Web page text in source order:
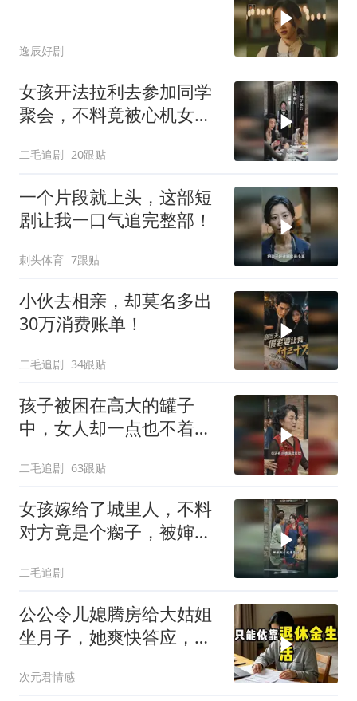
逸辰好剧
女孩开法拉利去参加同学
聚会，不料竟被心机女冒
二毛追剧 20跟贴
一个片段就上头，这部短
剧让我一口气追完整部！
刺头体育 7跟贴
小伙去相亲，却莫名多出
30万消费账单！
二毛追剧 34跟贴
孩子被困在高大的罐子
中，女人却一点也不着
二毛追剧 63跟贴
女孩嫁给了城里人，不料
对方竟是个瘸子，被婶子
二毛追剧
公公令儿媳腾房给大姑姐
坐月子，她爽快答应，出
单
次元君情感